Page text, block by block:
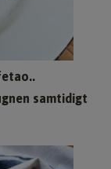
samtidigt